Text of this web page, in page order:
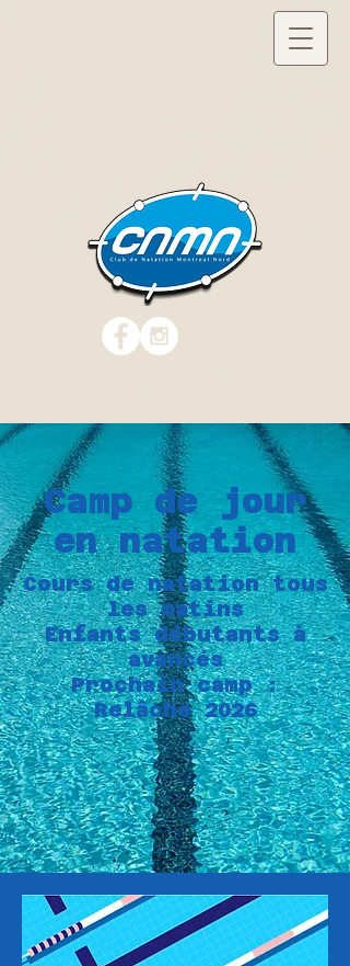
Camp de jour
en natation
Cours de natation tous
les matins
Enfants débutants à
avancés
Prochain camp :
Relâche 2026